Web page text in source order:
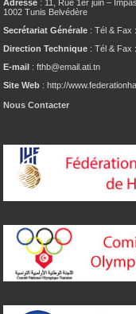
Adresse : 11, Rue 1er juin –
1002 Tunis Belvédère
Secrétariat Générale : Tél & Fax
Direction Technique : Tél & Fax
E-mail : fthb@email.ati.tn
Site Web : http://
Nous Contacter